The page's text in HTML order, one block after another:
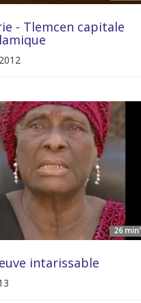
- Tlemcen capitale
26 min'
intarissable